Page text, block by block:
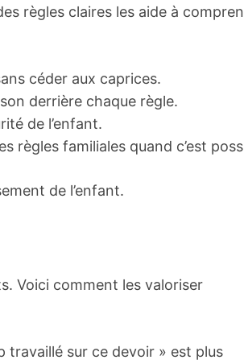
règles claires les aide à
céder aux caprices.
derrière chaque règle.
de l’enfant.
règles familiales quand c’est
de l’enfant.
Voici comment les valoriser
travaillé sur ce devoir » est plus